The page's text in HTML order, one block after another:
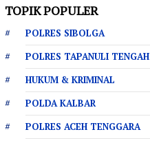
TOPIK POPULER
POLRES SIBOLGA
POLRES TAPANULI TENGAH
HUKUM & KRIMINAL
POLDA KALBAR
POLRES ACEH TENGGARA